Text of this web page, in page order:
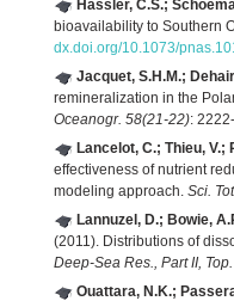
Hassler, C.S.;
bioavailability to Southern
dx.doi.org/10.1073/
Jacquet, S.H.M.;
remineralization in the
Oceanogr. 58(21-22):
Lancelot, C.; Thieu, V.;
effectiveness of nutrient
modeling approach. Sci.
Lannuzel, D.; Bowie,
(2011). Distributions of
Deep-Sea Res., Part II,
Ouattara, N.K.;